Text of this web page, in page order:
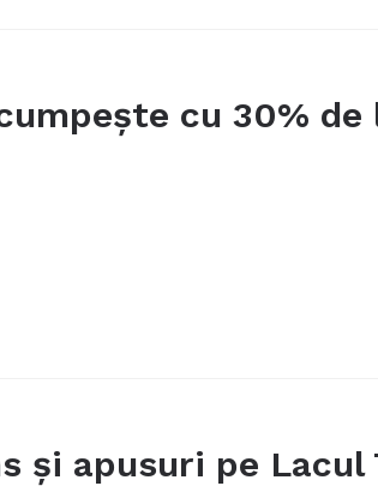
cu 30% de
și apusuri pe Lacul